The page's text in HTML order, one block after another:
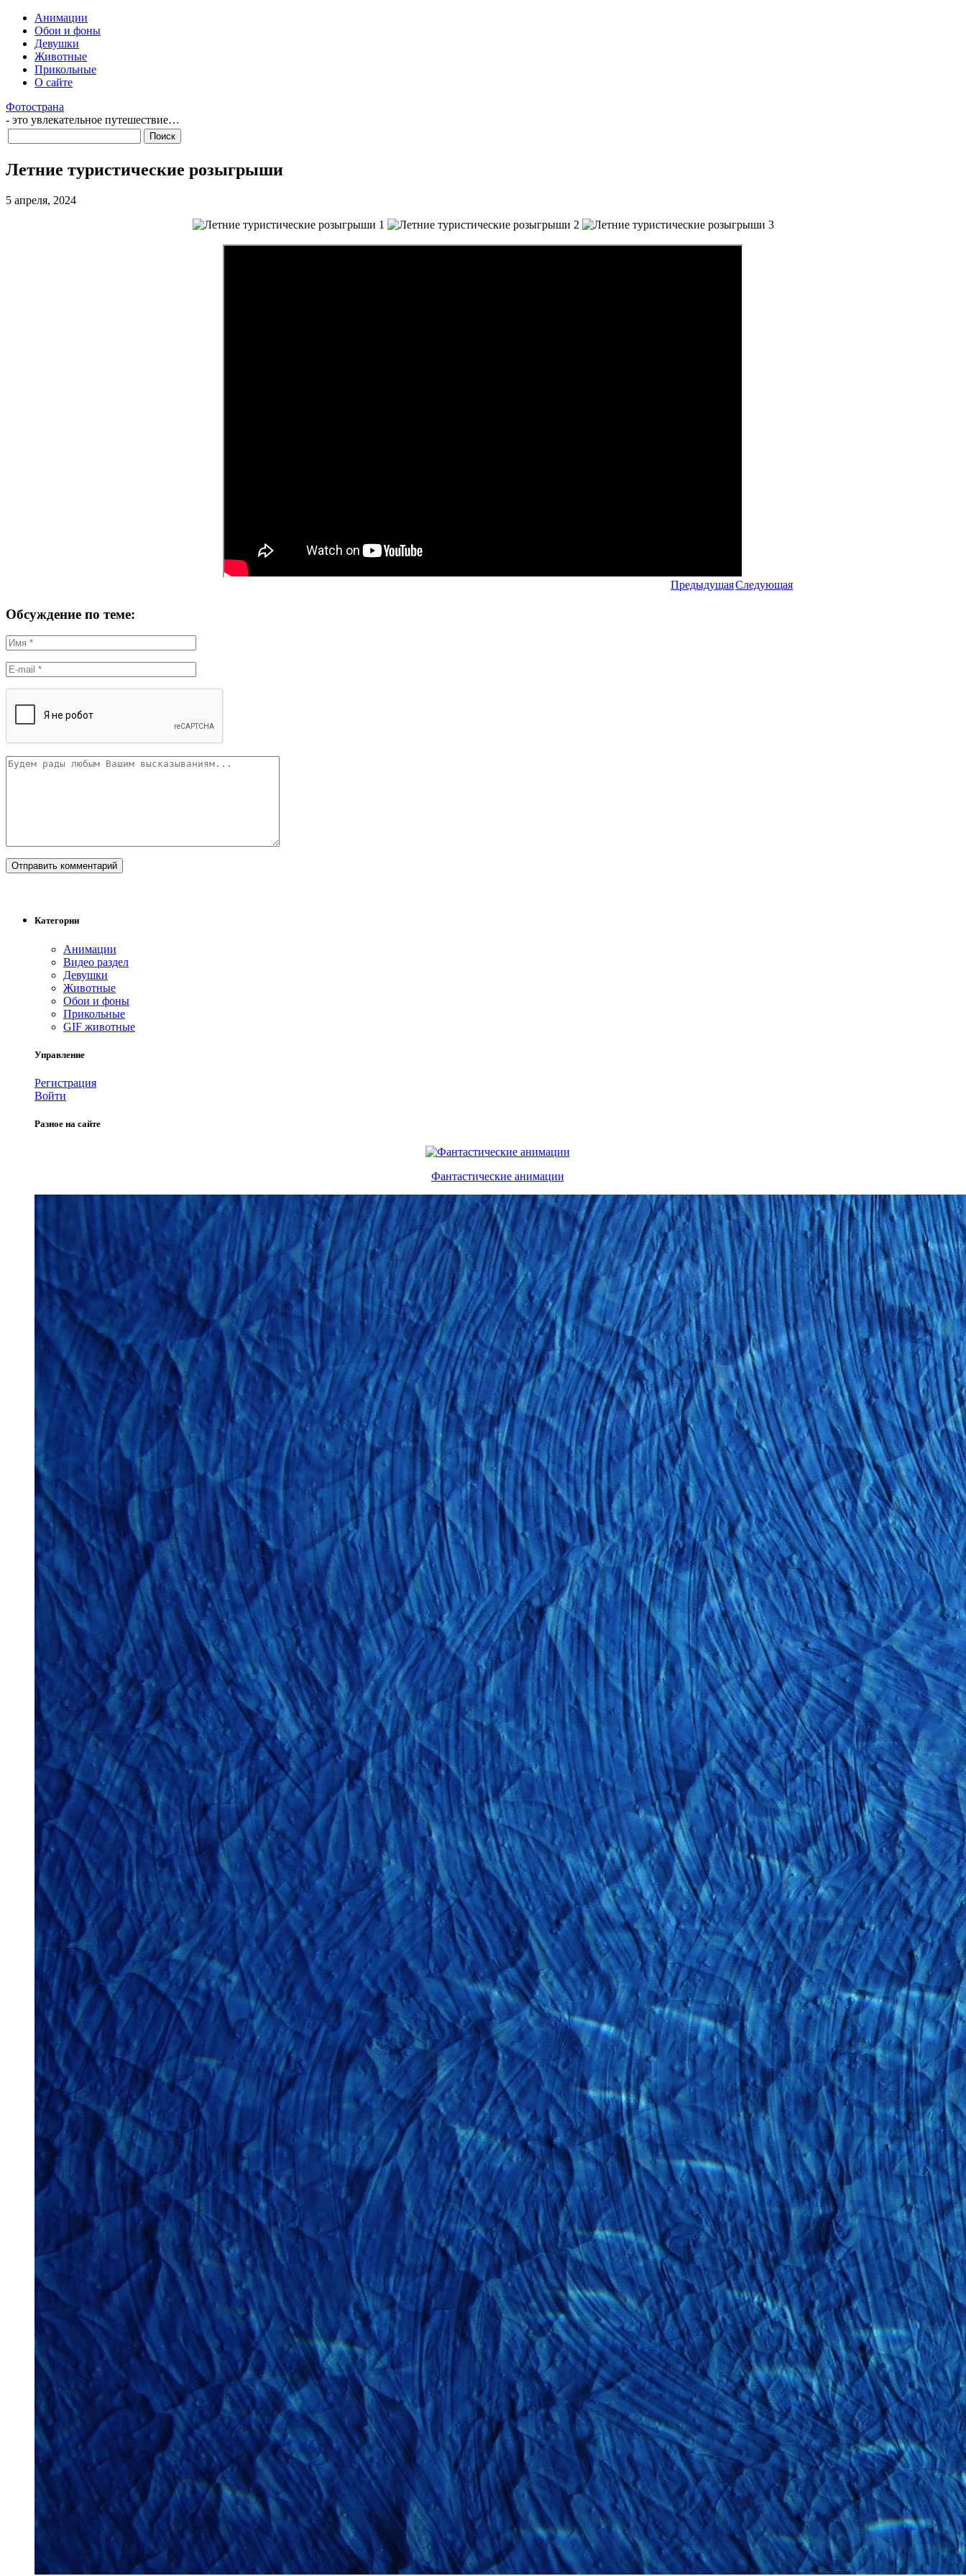
Анимации
Обои и фоны
Девушки
Животные
Прикольные
О сайте
Фотострана
- это увлекательное путешествие…
Летние туристические розыгрыши
5 апреля, 2024
ПредыдущаяСледующая
Обсуждение по теме:
Категории
Анимации
Видео раздел
Девушки
Животные
Обои и фоны
Прикольные
GIF животные
Управление
Регистрация
Войти
Разное на сайте
Фантастические анимации